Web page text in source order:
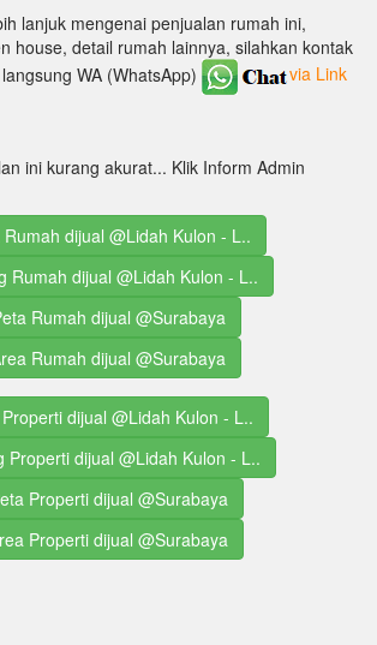
lanjuk mengenai penjualan rumah ini,
house, detail rumah lainnya, silahkan kontak
WA (WhatsApp)
via Link
ini kurang akurat... Klik Inform Admin
Rumah dijual @Lidah Kulon - L..
Rumah dijual @Lidah Kulon - L..
Rumah dijual @Surabaya
Rumah dijual @Surabaya
dijual @Lidah Kulon - L..
Properti dijual @Lidah Kulon - L..
Properti dijual @Surabaya
Properti dijual @Surabaya